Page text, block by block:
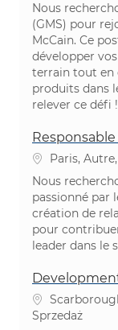
Nous
(GMS) pour
McCain. Ce
développer
terrain tout en
produits dans
relever ce défi !
Lokalizacja
Paris,
Nous
passionné par
création de
pour
leader dans le
Lokalizacja
Kategoria
Sprzedaż